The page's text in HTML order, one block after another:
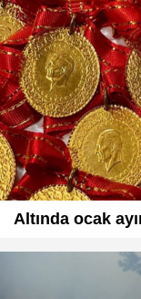
Altında ocak